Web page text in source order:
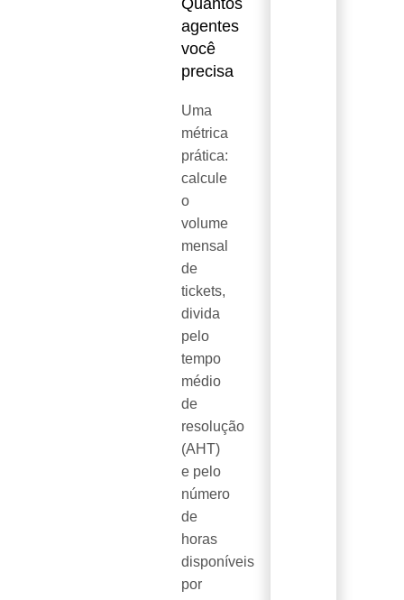
Quantos
agentes
você
precisa
Uma
métrica
prática:
calcule
o
volume
mensal
de
tickets,
divida
pelo
tempo
médio
de
resolução
(AHT)
e pelo
número
de
horas
disponíveis
por